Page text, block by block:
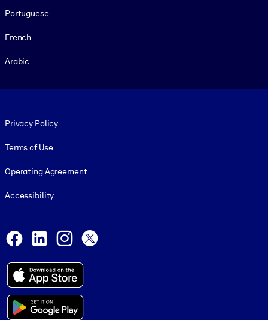
Portuguese
French
Arabic
Privacy Policy
Terms of Use
Operating Agreement
Accessibility
Facebook
LinkedInInstagram